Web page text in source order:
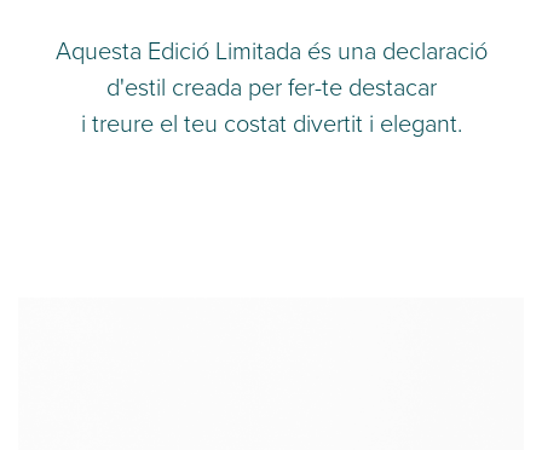
Aquesta Edició Limitada és una declaració
d'estil creada per fer-te destacar
i treure el teu costat divertit i elegant.